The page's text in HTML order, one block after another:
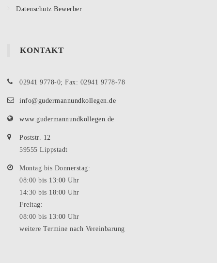
Datenschutz Bewerber
KONTAKT
02941 9778-0; Fax: 02941 9778-78
info@gudermannundkollegen.de
www.gudermannundkollegen.de
Poststr. 12
59555 Lippstadt
Montag bis Donnerstag:
08:00 bis 13:00 Uhr
14:30 bis 18:00 Uhr
Freitag:
08:00 bis 13:00 Uhr
weitere Termine nach Vereinbarung